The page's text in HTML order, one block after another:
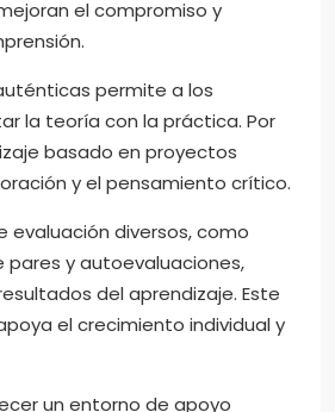
el compromiso y
permite a los
la teoría con la práctica. Por
basado en proyectos
y el pensamiento crítico.
evaluación diversos, como
pares y autoevaluaciones,
del aprendizaje. Este
el crecimiento individual y
un entorno de apoyo